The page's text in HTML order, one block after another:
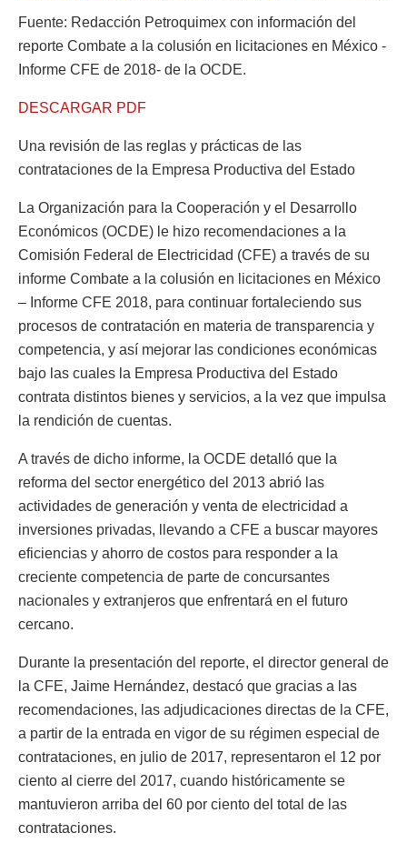
Fuente: Redacción Petroquimex con información del
reporte Combate a la colusión en licitaciones en México -
Informe CFE de 2018- de la OCDE.
DESCARGAR PDF
Una revisión de las reglas y prácticas de las
contrataciones de la Empresa Productiva del Estado
La Organización para la Cooperación y el Desarrollo
Económicos (OCDE) le hizo recomendaciones a la
Comisión Federal de Electricidad (CFE) a través de su
informe Combate a la colusión en licitaciones en México
– Informe CFE 2018, para continuar fortaleciendo sus
procesos de contratación en materia de transparencia y
competencia, y así mejorar las condiciones económicas
bajo las cuales la Empresa Productiva del Estado
contrata distintos bienes y servicios, a la vez que impulsa
la rendición de cuentas.
A través de dicho informe, la OCDE detalló que la
reforma del sector energético del 2013 abrió las
actividades de generación y venta de electricidad a
inversiones privadas, llevando a CFE a buscar mayores
eficiencias y ahorro de costos para responder a la
creciente competencia de parte de concursantes
nacionales y extranjeros que enfrentará en el futuro
cercano.
Durante la presentación del reporte, el director general de
la CFE, Jaime Hernández, destacó que gracias a las
recomendaciones, las adjudicaciones directas de la CFE,
a partir de la entrada en vigor de su régimen especial de
contrataciones, en julio de 2017, representaron el 12 por
ciento al cierre del 2017, cuando históricamente se
mantuvieron arriba del 60 por ciento del total de las
contrataciones.